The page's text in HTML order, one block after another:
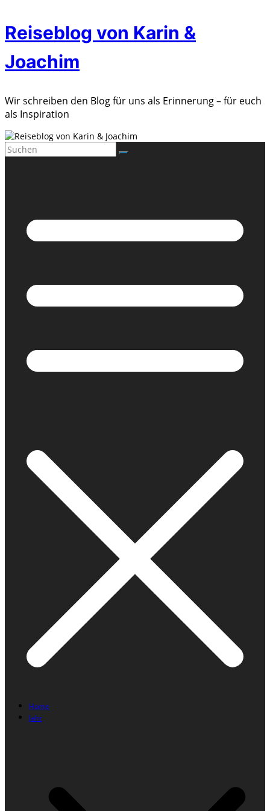
Zum
Inhalt
springen
Reiseblog von Karin &
Joachim
Wir schreiben den Blog für uns als Erinnerung – für euch
als Inspiration
Home
Jahr